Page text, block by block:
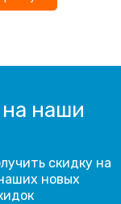
наши
скидку на
новых